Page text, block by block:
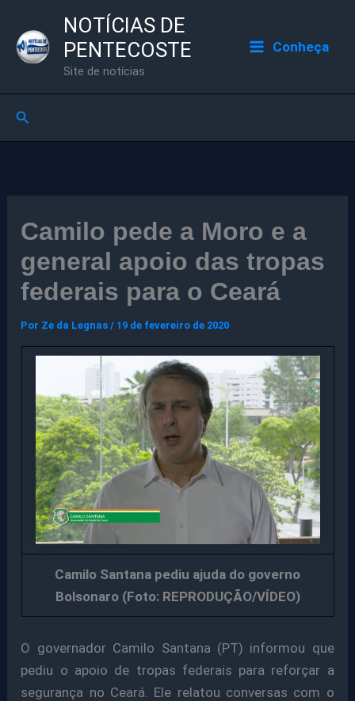
para
NOTÍCIAS DE
PENTECOSTE
Site de notícias
Conheça
Pesquisar
Camilo pede a Moro e a
general apoio das tropas
federais para o Ceará
Por Ze da Legnas/ 19 de fevereiro de 2020
Camilo Santana pediu ajuda do governo
Bolsonaro (Foto: REPRODUÇÃO/VÍDEO)
O governador Camilo Santana (PT) informou que
pediu o apoio de tropas federais para reforçar a
segurança no Ceará. Ele relatou conversas com o